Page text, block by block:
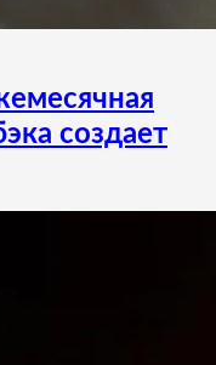
создает